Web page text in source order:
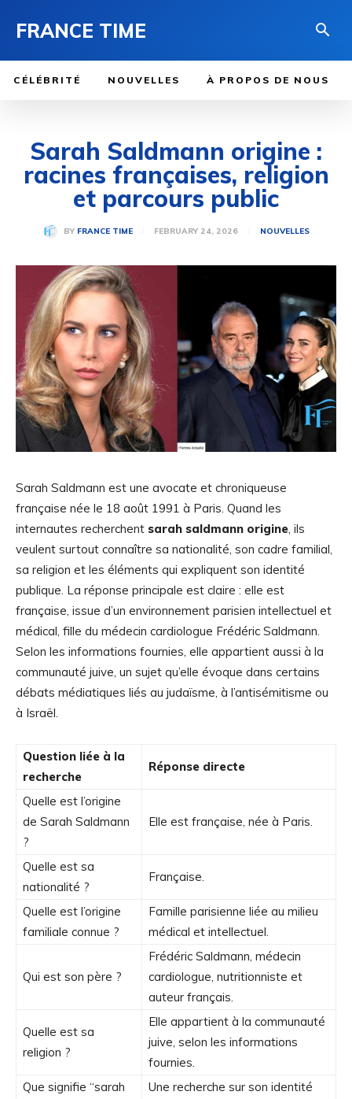
FRANCE TIME
CÉLÉBRITÉ NOUVELLES À PROPOS DE NOUS
Sarah Saldmann origine :
racines françaises, religion
et parcours public
BY FRANCE TIME FEBRUARY 24, 2026 NOUVELLES
Sarah Saldmann est une avocate et chroniqueuse
française née le 18 août 1991 à Paris. Quand les
internautes recherchent sarah saldmann origine, ils
veulent surtout connaître sa nationalité, son cadre familial,
sa religion et les éléments qui expliquent son identité
publique. La réponse principale est claire : elle est
française, issue d’un environnement parisien intellectuel et
médical, fille du médecin cardiologue Frédéric Saldmann.
Selon les informations fournies, elle appartient aussi à la
communauté juive, un sujet qu’elle évoque dans certains
débats médiatiques liés au judaïsme, à l’antisémitisme ou
à Israël.
Question liée à la
recherche
Réponse directe
Quelle est l’origine
de Sarah Saldmann
?
Elle est française, née à Paris.
Quelle est sa
nationalité ?
Française.
Quelle est l’origine
familiale connue ?
Famille parisienne liée au milieu
médical et intellectuel.
Qui est son père ?
Frédéric Saldmann, médecin
cardiologue, nutritionniste et
auteur français.
Quelle est sa
religion ?
Elle appartient à la communauté
juive, selon les informations
fournies.
Que signifie “sarah
Une recherche sur son identité